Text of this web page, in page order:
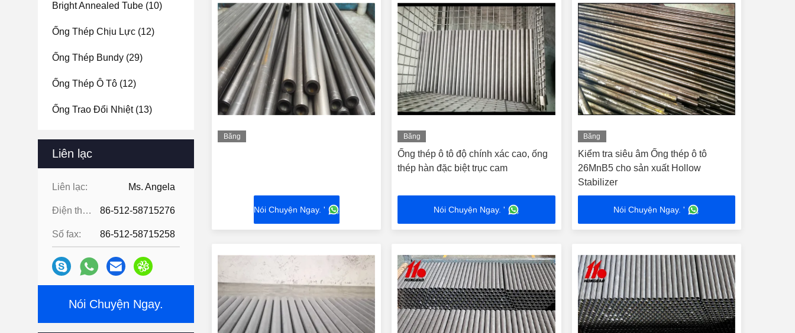
Bright Annealed Tube (10)
Ống Thép Chịu Lực (12)
Ống Thép Bundy (29)
Ống Thép Ô Tô (12)
Ống Trao Đổi Nhiệt(13)
Liên lạc
Liên lạc: Ms. Angela
Điện thoại: 86-512-58715276
Số fax: 86-512-58715258
Nói Chuyện Ngay.
Băng
Nói Chuyện Ngay. '
Băng
Ống thép ô tô độ chính xác cao, ống
thép hàn đặc biệt trục cam
Nói Chuyện Ngay. '
Băng
hình
Kiểm tra siêu âm Ống thép ô tô
26MnB5 cho sản xuất Hollow
Stabilizer
Nói Chuyện Ngay. '